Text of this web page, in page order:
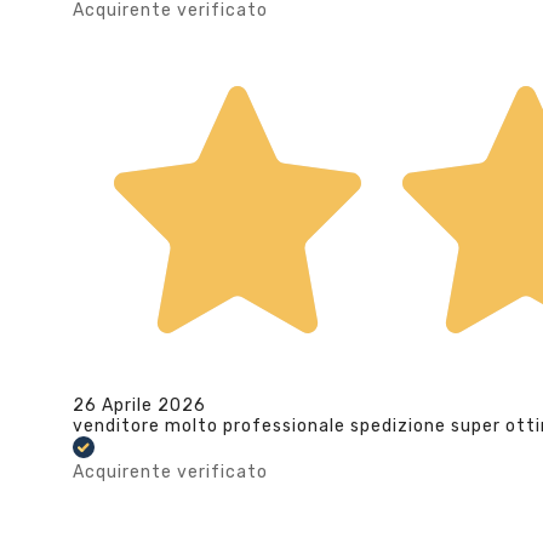
Acquirente verificato
26 Aprile 2026
venditore molto professionale spedizione super
Acquirente verificato